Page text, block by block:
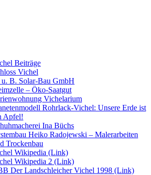
Beiträge
Vichel
B. Solar-Bau GmbH
– Öko-Saatgut
Vichelarium
Rohrlack-Vichel: Unsere Erde ist
Apfel!
Ina Büchs
Heiko Radojewski – Malerarbeiten
Trockenbau
Wikipedia (Link)
Wikipedia 2 (Link)
Der Landschleicher Vichel 1998 (Link)